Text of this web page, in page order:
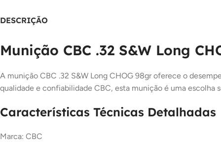
DESCRIÇÃO
Munição CBC .32 S&W Long
A munição CBC .32 S&W Long CHOG 98gr oferece o
qualidade e confiabilidade CBC, esta munição é uma escolha
Características Técnicas Detalhadas
Marca: CBC